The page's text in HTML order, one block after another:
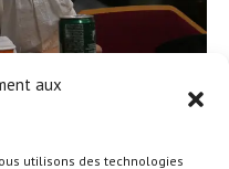
aux
utilisons des technologies